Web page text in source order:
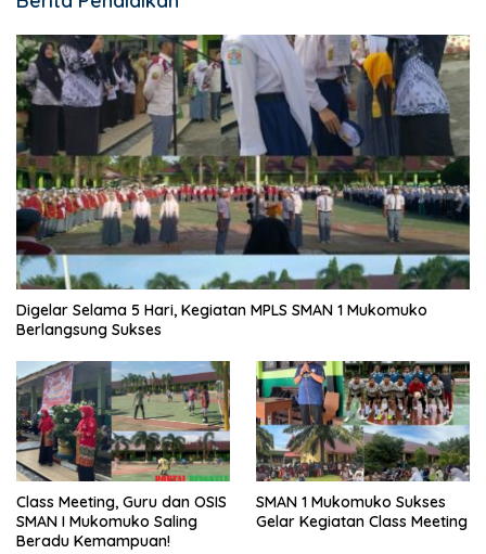
Digelar Selama 5 Hari, Kegiatan MPLS SMAN 1 Mukomuko
Berlangsung Sukses
Class Meeting, Guru dan OSIS
SMAN I Mukomuko Saling
Beradu Kemampuan!
SMAN 1 Mukomuko Sukses
Gelar Kegiatan Class Meeting